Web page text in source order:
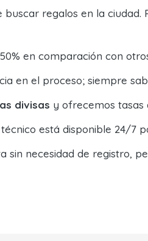
buscar regalos en la ciudad.
en comparación con
en el proceso; siempre
divisas y ofrecemos tasas
está disponible 24/7
sin necesidad de registro,